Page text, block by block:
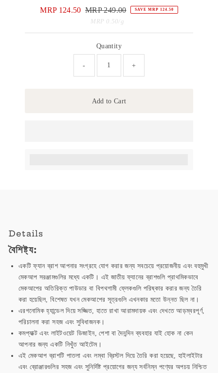
Sale
MRP 124.50 Regular
Price
MRP 249.00 SAVE MRP 124.50
Unit
Price
MRP 0.50 per
g
Quantity
- +
Add to Cart
Details
বৈশিষ্ট্য:
একটি ফ্যান ব্রাশ আপনার সংগ্রহে যোগ করার জন্য সবচেয়ে প্রয়োজনীয় এবং বহুমুখী
মেকআপ সরঞ্জামগুলির মধ্যে একটি। এই জাতীয় ফ্যানের ব্রাশগুলি প্রাথমিকভাবে
মেকআপের অতিরিক্ত পাউডার বা বিপথগামী ফ্লেকগুলি পরিষ্কার করার জন্য তৈরি
করা হয়েছিল, বিশেষত যখন মেকআপের সূত্রগুলি এখনকার মতো উন্নত ছিল না।
এরগনোমিক হ্যান্ডেল দিয়ে সজ্জিত, হাতে রাখা আরামদায়ক এবং দেখতে আড়ম্বরপূর্ণ,
পরিচালনা করা সহজ এবং সুবিধাজনক।
কমপ্যাক্ট এবং লাইটওয়েট ডিজাইন, পেশা বা দৈনন্দিন ব্যবহার যাই হোক না কেন
আপনার জন্য একটি নিখুঁত আইটেম।
এই মেকআপ ব্রাশটি পাতলা এবং লম্বা ব্রিস্টল দিয়ে তৈরি করা হয়েছে, হাইলাইটার
এবং ব্রোঞ্জারগুলির সহজ এবং সুনির্দিষ্ট প্রয়োগের জন্য সর্বনিম্ন পণ্যের অপচয় নিশ্চিত